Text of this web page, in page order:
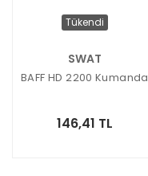
Tükendi
SWAT
BAFF HD 2200 Kumanda
146,41 TL